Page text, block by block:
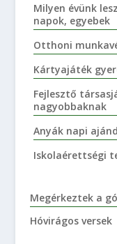
Milyen évünk
napok, egyebek
Otthoni
Kártyajáték
Fejlesztő
nagyobbaknak
Anyák napi
Iskolaérettségi
Megérkeztek a
Hóvirágos versek